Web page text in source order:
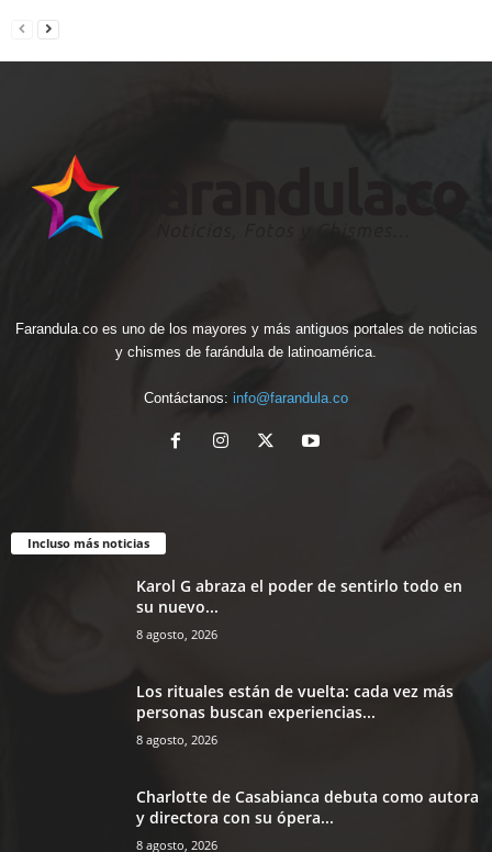
Farandula.co es uno de los mayores y más antiguos portales de noticias
y chismes de farándula de latinoamérica.
Contáctanos: info@farandula.co
Incluso más noticias
Karol G abraza el poder de sentirlo todo en
su nuevo...
8 agosto, 2026
Los rituales están de vuelta: cada vez más
personas buscan experiencias...
8 agosto, 2026
Charlotte de Casabianca debuta como autora
y directora con su ópera...
8 agosto, 2026